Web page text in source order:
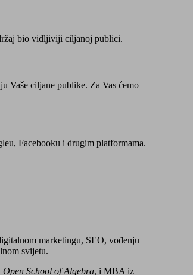
bio vidljiviji ciljanoj publici.
Vaše ciljane publike. Za Vas ćemo
Facebooku i drugim platformama.
marketingu, SEO, vođenju
svijetu.
Open School of Algebra, i MBA iz